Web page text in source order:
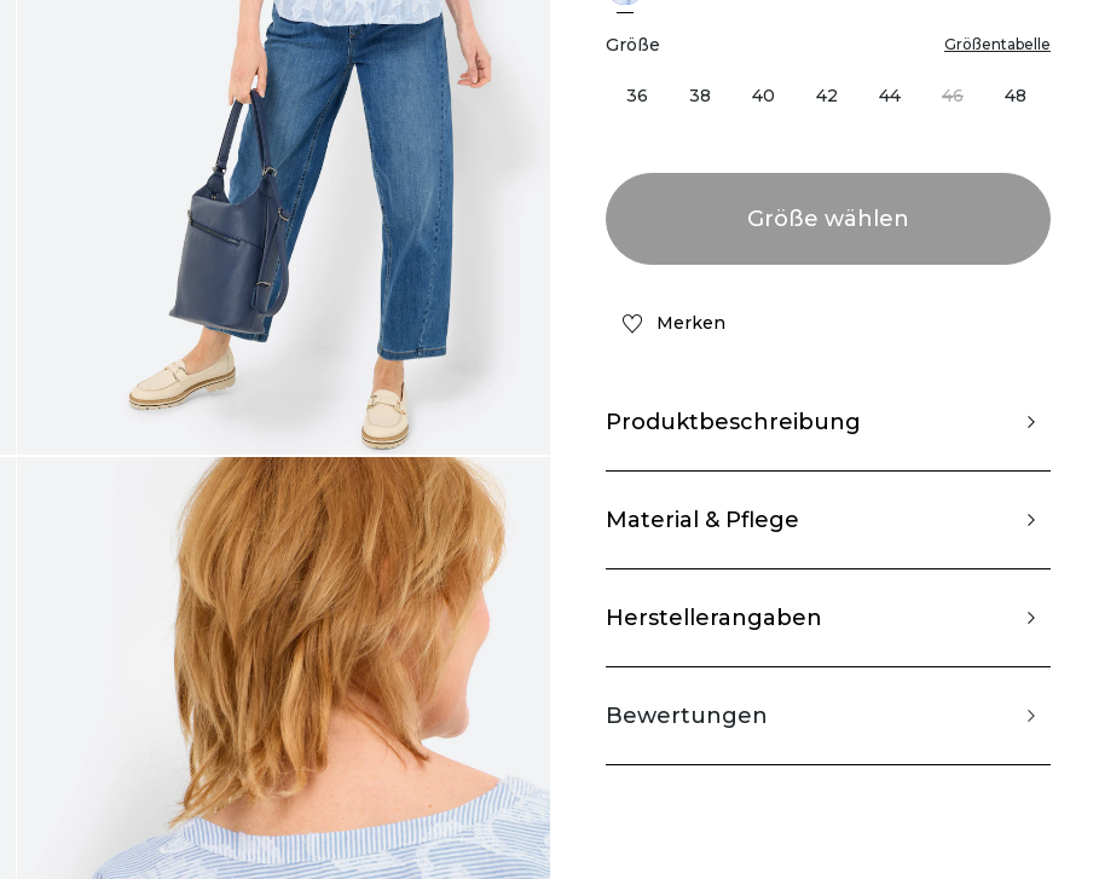
Größe Größentabelle
36 38 40 42 44 46 48
Merken
Produktbeschreibung
Material & Pflege
Herstellerangaben
Bewertungen